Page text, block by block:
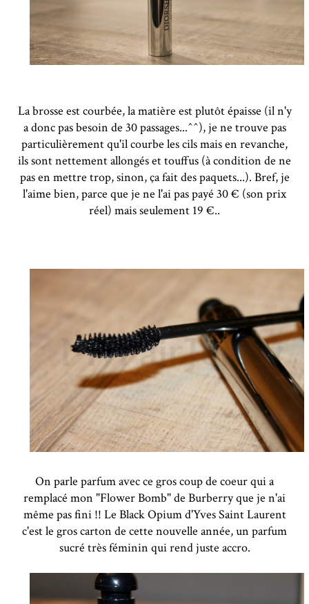
La brosse est courbée, la matière est plutôt épaisse (il n'y
a donc pas besoin de 30 passages...^^), je ne trouve pas
particulièrement qu'il courbe les cils mais en revanche,
ils sont nettement allongés et touffus (à condition de ne
pas en mettre trop, sinon, ça fait des paquets...). Bref, je
l'aime bien, parce que je ne l'ai pas payé 30 € (son prix
réel) mais seulement 19 €..
On parle parfum avec ce gros coup de coeur qui a
remplacé mon "Flower Bomb" de Burberry que je n'ai
même pas fini !! Le Black Opium d'Yves Saint Laurent
c'est le gros carton de cette nouvelle année, un parfum
sucré très féminin qui rend juste accro.